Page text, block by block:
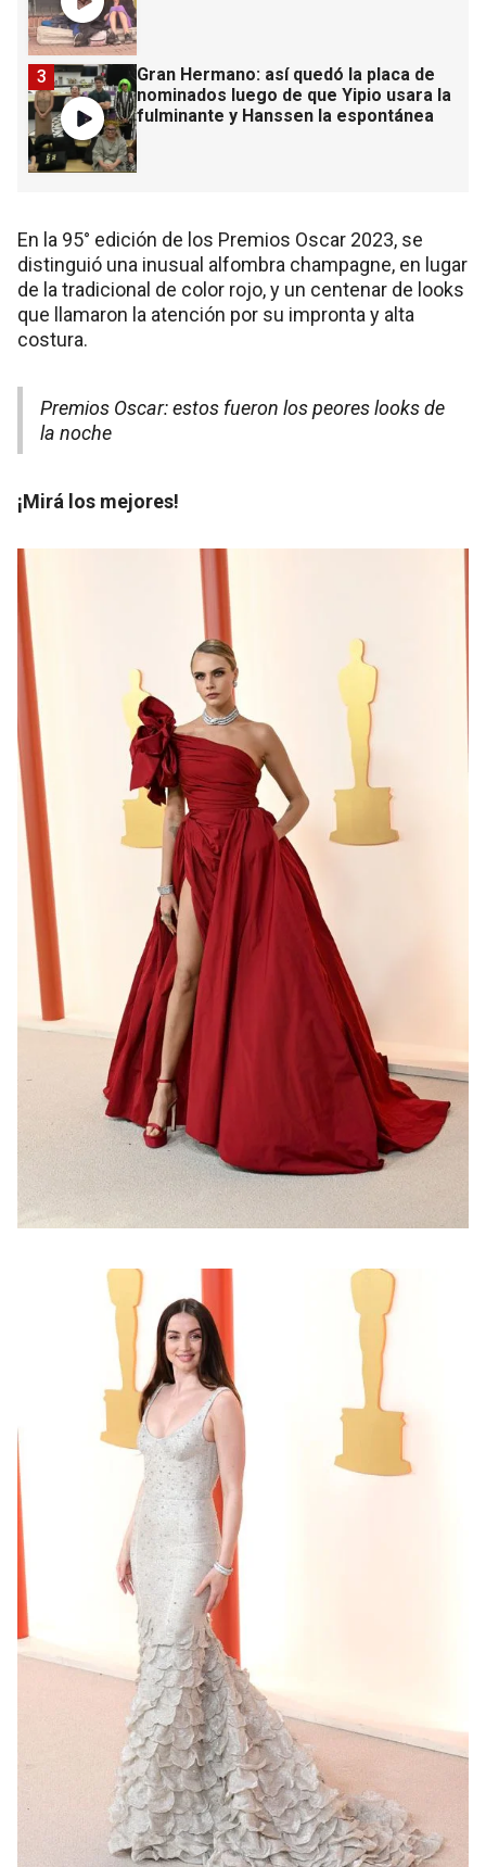
Gran Hermano: así quedó la placa de
nominados luego de que Yipio usara la
fulminante y Hanssen la espontánea
3
En la 95° edición de los Premios Oscar 2023, se
distinguió una inusual alfombra champagne, en lugar
de la tradicional de color rojo, y un centenar de looks
que llamaron la atención por su impronta y alta
costura.
Premios Oscar: estos fueron los peores looks de
la noche
¡Mirá los mejores!